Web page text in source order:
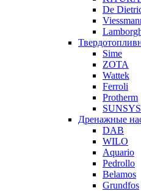
De
Sime
ZOTA
Wattek
Ferroli
Protherm
Дренажные
DAB
WILO
Aquario
Pedrollo
Belamos
Grundfos